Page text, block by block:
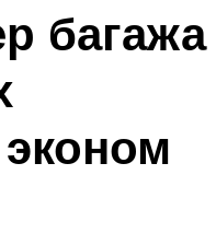
багажа